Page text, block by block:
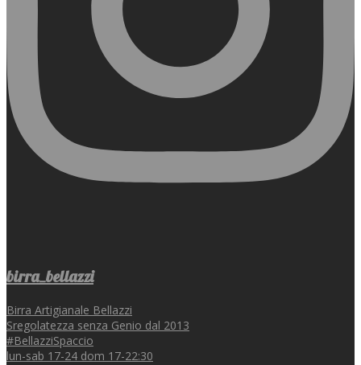
birra_bellazzi
Birra Artigianale Bellazzi
Sregolatezza senza Genio dal 2013
#BellazziSpaccio
lun-sab 17-24 dom 17-22:30